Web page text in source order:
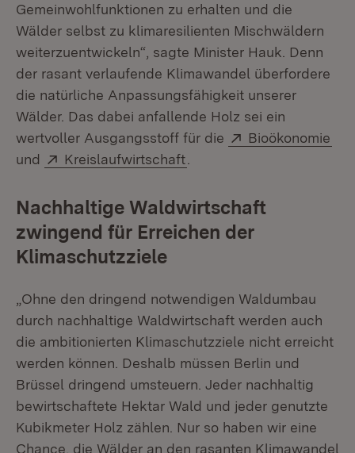
Gemeinwohlfunktionen zu erhalten und die
Wälder selbst zu klimaresilienten Mischwäldern
weiterzuentwickeln“, sagte Minister Hauk. Denn
der rasant verlaufende Klimawandel überfordere
die natürliche Anpassungsfähigkeit unserer
Wälder. Das dabei anfallende Holz sei ein
wertvoller Ausgangsstoff für die
Extern:
Bioökonomie
und
Extern:
Kreislaufwirtschaft
Nachhaltige Waldwirtschaft
zwingend für Erreichen der
Klimaschutzziele
„Ohne den dringend notwendigen Waldumbau
durch nachhaltige Waldwirtschaft werden auch
die ambitionierten Klimaschutzziele nicht erreicht
werden können. Deshalb müssen Berlin und
Brüssel dringend umsteuern. Jeder nachhaltig
bewirtschaftete Hektar Wald und jeder genutzte
Kubikmeter Holz zählen. Nur so haben wir eine
Chance, die Wälder an den rasanten Klimawandel